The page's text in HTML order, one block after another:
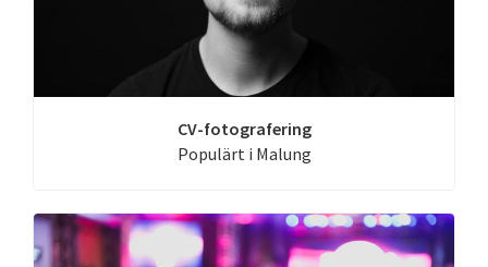
CV-fotografering
Populärt i Malung